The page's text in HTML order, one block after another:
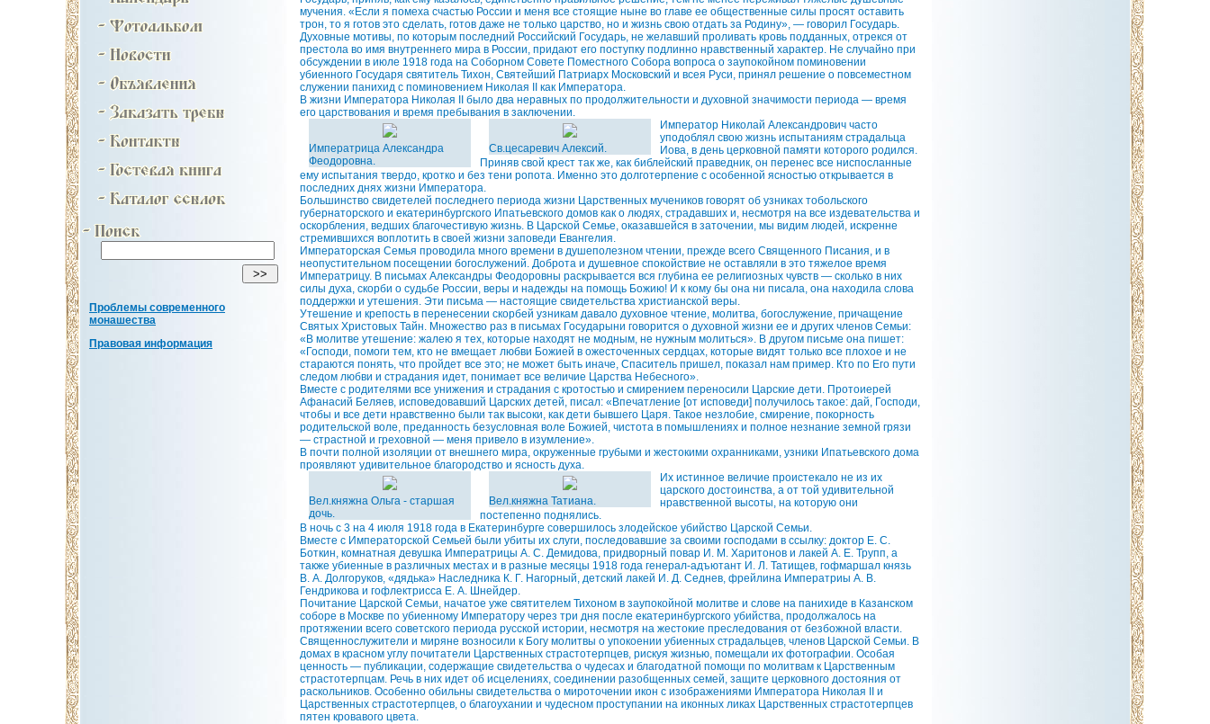
Проблемы современного
монашества
Правовая информация
мучения. «Если я помеха счастью России и меня все стоящие ныне во главе ее общественные силы просят оставить
трон, то я готов это сделать, готов даже не только царство, но и жизнь свою отдать за Родину», — говорил Государь.
Духовные мотивы, по которым последний Российский Государь, не желавший проливать кровь подданных, отрекся от
престола во имя внутреннего мира в России, придают его поступку подлинно нравственный характер. Не случайно при
обсуждении в июле 1918 года на Соборном Совете Поместного Собора вопроса о заупокойном поминовении
убиенного Государя святитель Тихон, Святейший Патриарх Московский и всея Руси, принял решение о повсеместном
служении панихид с поминовением Николая II как Императора.
В жизни Императора Николая II было два неравных по продолжительности и духовной значимости периода — время
его царствования и время пребывания в заключении.
Императрица Александра
Феодоровна.
Св.цесаревич Алексий.
Император Николай Александрович часто
уподоблял свою жизнь испытаниям страдальца
Иова, в день церковной памяти которого родился.
Приняв свой крест так же, как библейский праведник, он перенес все ниспосланные
ему испытания твердо, кротко и без тени ропота. Именно это долготерпение с особенной ясностью открывается в
последних днях жизни Императора.
Большинство свидетелей последнего периода жизни Царственных мучеников говорят об узниках тобольского
губернаторского и екатеринбургского Ипатьевского домов как о людях, страдавших и, несмотря на все издевательства и
оскорбления, ведших благочестивую жизнь. В Царской Семье, оказавшейся в заточении, мы видим людей, искренне
стремившихся воплотить в своей жизни заповеди Евангелия.
Императорская Семья проводила много времени в душеполезном чтении, прежде всего Священного Писания, и в
неопустительном посещении богослужений. Доброта и душевное спокойствие не оставляли в это тяжелое время
Императрицу. В письмах Александры Феодоровны раскрывается вся глубина ее религиозных чувств — сколько в них
силы духа, скорби о судьбе России, веры и надежды на помощь Божию! И к кому бы она ни писала, она находила слова
поддержки и утешения. Эти письма — настоящие свидетельства христианской веры.
Утешение и крепость в перенесении скорбей узникам давало духовное чтение, молитва, богослужение, причащение
Святых Христовых Тайн. Множество раз в письмах Государыни говорится о духовной жизни ее и других членов Семьи:
«В молитве утешение: жалею я тех, которые находят не модным, не нужным молиться». В другом письме она пишет:
«Господи, помоги тем, кто не вмещает любви Божией в ожесточенных сердцах, которые видят только все плохое и не
стараются понять, что пройдет все это; не может быть иначе, Спаситель пришел, показал нам пример. Кто по Его пути
следом любви и страдания идет, понимает все величие Царства Небесного».
Вместе с родителями все унижения и страдания с кротостью и смирением переносили Царские дети. Протоиерей
Афанасий Беляев, исповедовавший Царских детей, писал: «Впечатление [от исповеди] получилось такое: дай, Господи,
чтобы и все дети нравственно были так высоки, как дети бывшего Царя. Такое незлобие, смирение, покорность
родительской воле, преданность безусловная воле Божией, чистота в помышлениях и полное незнание земной грязи
— страстной и греховной — меня привело в изумление».
В почти полной изоляции от внешнего мира, окруженные грубыми и жестокими охранниками, узники Ипатьевского дома
проявляют удивительное благородство и ясность духа.
Вел.княжна Ольга - старшая
дочь.
Вел.княжна Татиана.
Их истинное величие проистекало не из их
царского достоинства, а от той удивительной
нравственной высоты, на которую они
постепенно поднялись.
В ночь с 3 на 4 июля 1918 года в Екатеринбурге совершилось злодейское убийство Царской Семьи.
Вместе с Императорской Семьей были убиты их слуги, последовавшие за своими господами в ссылку: доктор Е. С.
Боткин, комнатная девушка Императрицы А. С. Демидова, придворный повар И. М. Харитонов и лакей А. Е. Трупп, а
также убиенные в различных местах и в разные месяцы 1918 года генерал-адъютант И. Л. Татищев, гофмаршал князь
В. А. Долгоруков, «дядька» Наследника К. Г. Нагорный, детский лакей И. Д. Седнев, фрейлина Императриы А. В.
Гендрикова и гофлектрисса Е. А. Шнейдер.
Почитание Царской Семьи, начатое уже святителем Тихоном в заупокойной молитве и слове на панихиде в Казанском
соборе в Москве по убиенному Императору через три дня после екатеринбургского убийства, продолжалось на
протяжении всего советского периода русской истории, несмотря на жестокие преследования от безбожной власти.
Священнослужители и миряне возносили к Богу молитвы о упокоении убиенных страдальцев, членов Царской Семьи. В
домах в красном углу почитатели Царственных страстотерпцев, рискуя жизнью, помещали их фотографии. Особая
ценность — публикации, содержащие свидетельства о чудесах и благодатной помощи по молитвам к Царственным
страстотерпцам. Речь в них идет об исцелениях, соединении разобщенных семей, защите церковного достояния от
раскольников. Особенно обильны свидетельства о мироточении икон с изображениями Императора Николая II и
Царственных страстотерпцев, о благоухании и чудесном проступании на иконных ликах Царственных страстотерпцев
пятен кровавого цвета.